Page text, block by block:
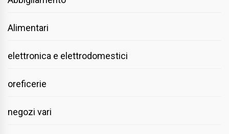
Alimentari
elettronica e elettrodomestici
oreficerie
negozi vari